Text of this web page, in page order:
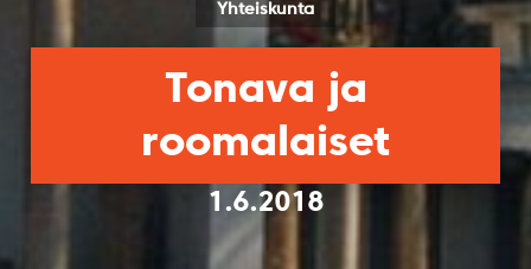
Yhteiskunta
Tonava ja
roomalaiset
1.6.2018